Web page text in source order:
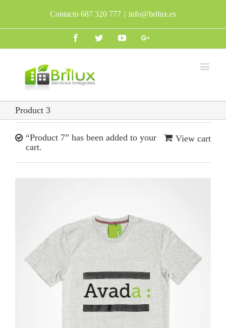
Contacto 687 320 777 | info@brilux.es
FacebookTwitterYoutubeGoogle+
Product 3
View cart
“Product 7” has been added to your
cart.